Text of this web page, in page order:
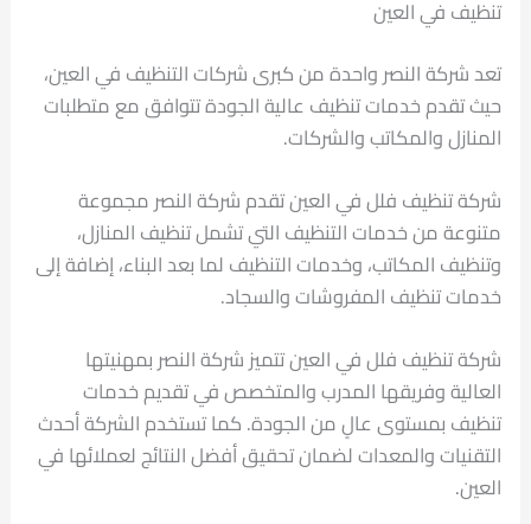
تنظيف في العين
تعد شركة النصر واحدة من كبرى شركات التنظيف في العين،
حيث تقدم خدمات تنظيف عالية الجودة تتوافق مع متطلبات
المنازل والمكاتب والشركات.
شركة تنظيف فلل في العين تقدم شركة النصر مجموعة
متنوعة من خدمات التنظيف التي تشمل تنظيف المنازل،
وتنظيف المكاتب، وخدمات التنظيف لما بعد البناء، إضافة إلى
خدمات تنظيف المفروشات والسجاد.
شركة تنظيف فلل في العين تتميز شركة النصر بمهنيتها
العالية وفريقها المدرب والمتخصص في تقديم خدمات
تنظيف بمستوى عالٍ من الجودة. كما تستخدم الشركة أحدث
التقنيات والمعدات لضمان تحقيق أفضل النتائج لعملائها في
العين.